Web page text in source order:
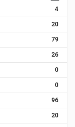
4
20
79
26
0
0
96
20